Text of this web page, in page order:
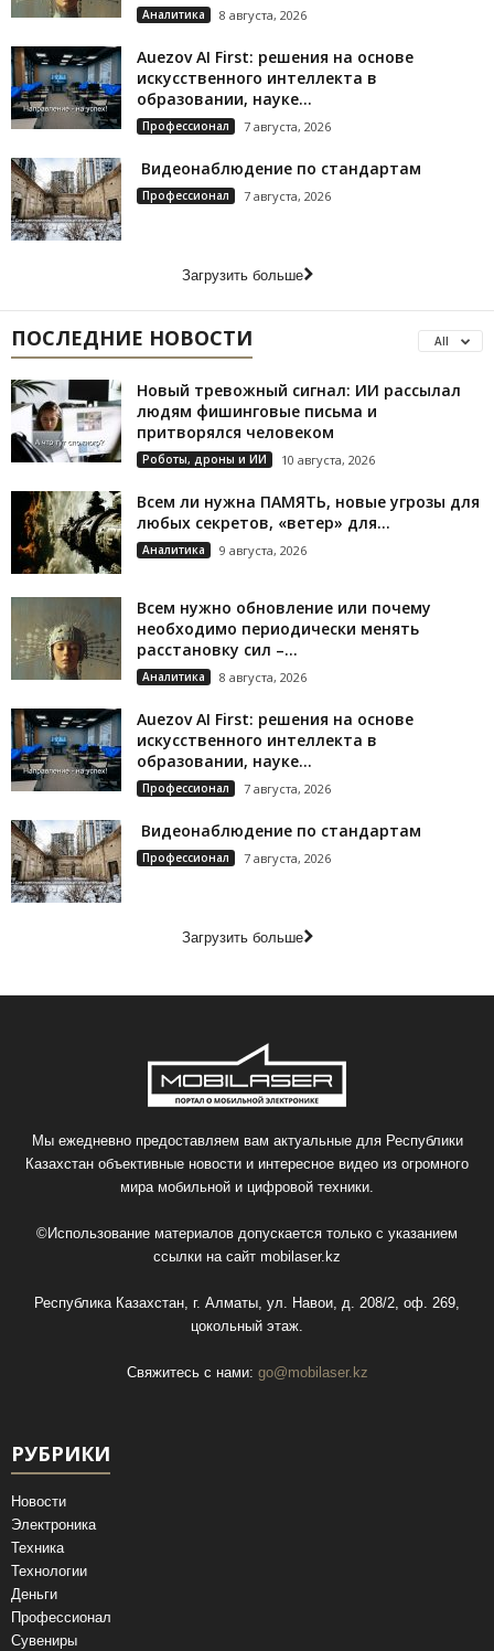
Аналитика 8 августа, 2026
Auezov AI First: решения на основе
искусственного интеллекта в
образовании, науке...
Профессионал 7 августа, 2026
Видеонаблюдение по стандартам
Профессионал 7 августа, 2026
Загрузить больше
ПОСЛЕДНИЕ НОВОСТИ All
Новый тревожный сигнал: ИИ рассылал
людям фишинговые письма и
притворялся человеком
Роботы, дроны и ИИ 10 августа, 2026
Всем ли нужна ПАМЯТЬ, новые угрозы для
любых секретов, «ветер» для...
Аналитика 9 августа, 2026
Всем нужно обновление или почему
необходимо периодически менять
расстановку сил –...
Аналитика 8 августа, 2026
Auezov AI First: решения на основе
искусственного интеллекта в
образовании, науке...
Профессионал 7 августа, 2026
Видеонаблюдение по стандартам
Профессионал 7 августа, 2026
Загрузить больше
Мы ежедневно предоставляем вам актуальные для Республики
Казахстан объективные новости и интересное видео из огромного
мира мобильной и цифровой техники.
©Использование материалов допускается только с указанием
ссылки на сайт mobilaser.kz
Республика Казахстан, г. Алматы, ул. Навои, д. 208/2, оф. 269,
цокольный этаж.
Свяжитесь с нами: go@mobilaser.kz
РУБРИКИ
Новости
Электроника
Техника
Технологии
Деньги
Профессионал
Сувениры